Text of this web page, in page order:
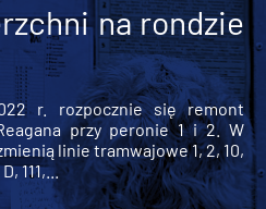
na rondzie
r. rozpocznie się remont
przy peronie 1 i 2. W
linie tramwajowe 1, 2, 10,
111,...